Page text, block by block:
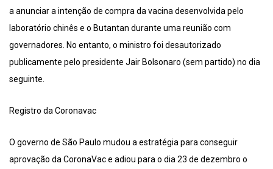
a anunciar a intenção de compra da vacina desenvolvida pelo
laboratório chinês e o Butantan durante uma reunião com
governadores. No entanto, o ministro foi desautorizado
publicamente pelo presidente Jair Bolsonaro (sem partido) no dia
seguinte.
Registro da Coronavac
O governo de São Paulo mudou a estratégia para conseguir
aprovação da CoronaVac e adiou para o dia 23 de dezembro o